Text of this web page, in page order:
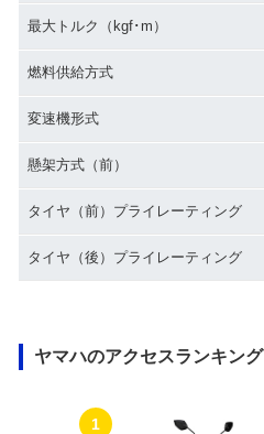
最大トルク（kgf･m）
燃料供給方式
変速機形式
懸架方式（前）
タイヤ（前）プライレーティング
タイヤ（後）プライレーティング
ヤマハのアクセスランキング
1